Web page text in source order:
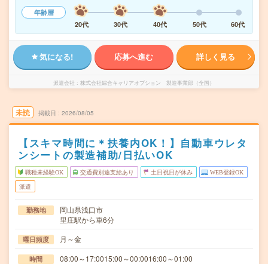
年齢層
20代
30代 40代 50代 60代
気になる! 応募へ進む 詳しく見る
派遣会社 株式会社綜合キャリアオプション 製造事業部（全国）
未読 掲載日 2026/08/05
【スキマ時間に＊扶養内OK！】自動車ウレタ
ンシートの製造補助/日払いOK
職種未経験OK 交通費別途支給あり 土日祝日が休み WEB登録OK
派遣
勤務地
岡山県浅口市
里庄駅から車6分
曜日頻度 月～金
時間 08:00～17:0015:00～00:0016:00～01:00